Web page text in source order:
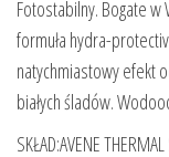
Fotostabilny. Bogate
formuła hydra-
natychmiastowy efekt
białych śladów.
SKŁAD:AVENE